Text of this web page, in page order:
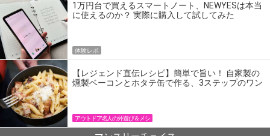
1万円台で買えるスマートノート、NEWYESは本当
に使えるのか？ 実際に購入して試してみた
体験レポ
【レジェンド直伝レシピ】簡単で旨い！ 自家製の
燻製ベーコンとホタテ缶で作る、3ステップのワン
アウトドア名人の外遊び＆メシ